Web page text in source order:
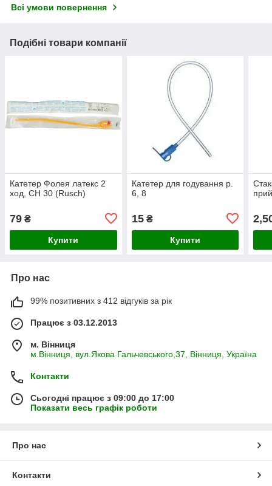
Всі умови повернення
Подібні товари компанії
Катетер Фолея латекс 2
ход, CH 30 (Rusch)
79 ₴
Купити
Катетер для годування р.
6, 8
15₴
Купити
Про нас
99% позитивних з 412 відгуків за рік
Працює з 03.12.2013
м. Вінниця
м.Вінниця, вул.Якова Гальчевського,37, Вінниця, Україна
Контакти
Сьогодні працює з 09:00 до 17:00
Показати весь графік роботи
Про нас
Контакти